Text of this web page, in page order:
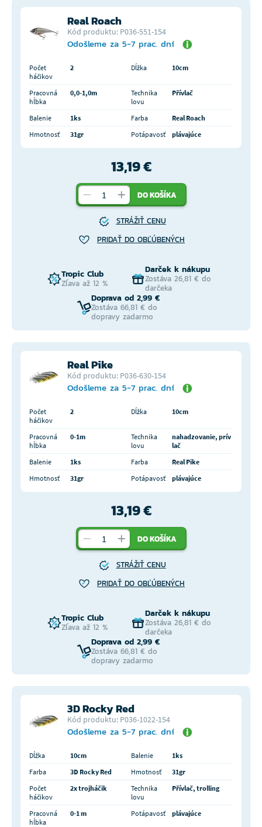
Real Roach
Kód produktu: P036-551-154
Odošleme za 5-7 prac. dní
Počet
háčikov
2 Dĺžka 10cm
Pracovná
hĺbka
0,0-1,0m
Technika
lovu
Přívlač
Balenie 1ks Farba
Real Roach
Hmotnosť
31gr Potápavosť plávajúce
13,19 €
DO KOŠÍKA
STRÁŽIŤ CENU
PRIDAŤ DO OBĽÚBENÝCH
Tropic Club
Zľava až 12 %
Darček k nákupu
Zostáva 26,81 € do
darčeka
Doprava od 2,99 €
Zostáva 66,81 € do
dopravy zadarmo
Real Pike
Kód produktu: P036-630-154
Odošleme za 5-7 prac. dní
Počet
háčikov
2 Dĺžka 10cm
Pracovná
hĺbka
0-1m
Technika
lovu
nahadzovanie, prív
lač
Balenie
1ks Farba
Real Pike
Hmotnosť
31gr Potápavosť plávajúce
13,19 €
DO KOŠÍKA
STRÁŽIŤ CENU
PRIDAŤ DO OBĽÚBENÝCH
Tropic Club
Zľava až 12 %
Darček k nákupu
Zostáva 26,81 € do
darčeka
Doprava od 2,99 €
Zostáva 66,81 € do
dopravy zadarmo
3D Rocky Red
Kód produktu: P036-1022-154
Odošleme za 5-7 prac. dní
Dĺžka 10cm Balenie
1ks
Farba
3D Rocky Red Hmotnosť
31gr
Počet
háčikov
2x trojháčik
Technika
lovu
Přívlač, trolling
Pracovná
hĺbka
0-1 m Potápavosť plávajúce